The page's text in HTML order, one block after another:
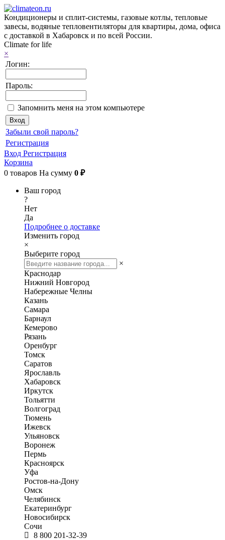
Кондиционеры и сплит-системы, газовые котлы, тепловые
завесы, водяные тепловентиляторы для квартиры, дома, офиса
с доставкой в Хабаровск и по всей России.
Climate for life
×
Логин:
Пароль:
Запомнить меня на этом компьютере
Забыли свой пароль?
Регистрация
Вход Регистрация
Корзина
0 товаров На сумму 0 ₽
Ваш город
?
Нет
Да
Подробнее о доставке
Изменить город
×
Выберите город
×
Краснодар
Нижний Новгород
Набережные Челны
Казань
Самара
Барнаул
Кемерово
Рязань
Оренбург
Томск
Саратов
Ярославль
Хабаровск
Иркутск
Тольятти
Волгоград
Тюмень
Ижевск
Ульяновск
Воронеж
Пермь
Красноярск
Уфа
Ростов-на-Дону
Омск
Челябинск
Екатеринбург
Новосибирск
Сочи
8 800 201-32-39